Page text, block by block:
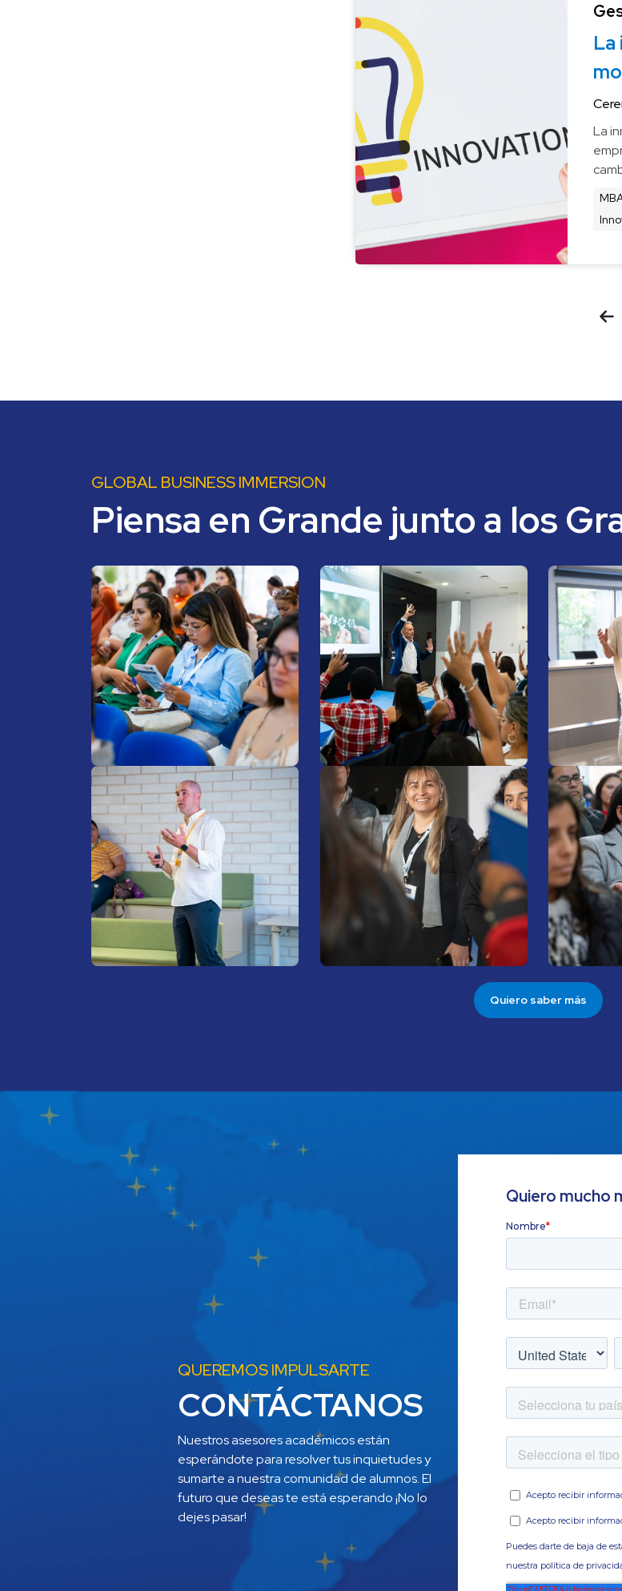
La
La
GLOBAL BUSINESS IMMERSION
Piensa en Grande junto a los
Quiero saber más
QUEREMOS IMPULSARTE
CONTÁCTANOS
Nuestros asesores académicos están
esperándote para resolver tus inquietudes y
sumarte a nuestra comunidad de alumnos. El
futuro que deseas te está esperando ¡No lo
dejes pasar!
Quiero mucho